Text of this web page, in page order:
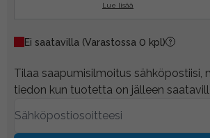
Lue lisää
Ei saatavilla (Varastossa 0 kpl)
Tilaa saapumisilmoitus sähköpostiisi,
tiedon kun tuotetta on jälleen